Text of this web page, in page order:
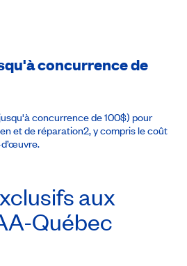
concurrence de
concurrence de 100$) pour
et de réparation2, y compris le coût
aux
Québec